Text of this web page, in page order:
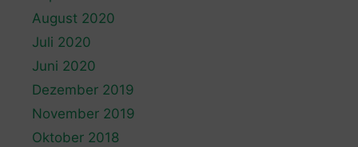
August 2020
Juli 2020
Juni 2020
Dezember 2019
November 2019
Oktober 2018